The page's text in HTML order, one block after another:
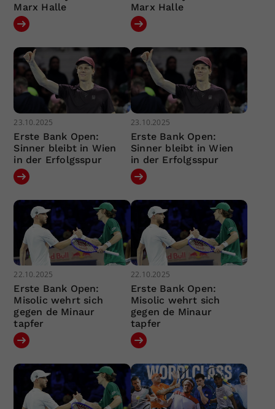
Marx Halle
Marx Halle
23.10.2025
Erste Bank Open:
Sinner bleibt in Wien
in der Erfolgsspur
23.10.2025
Erste Bank Open:
Sinner bleibt in Wien
in der Erfolgsspur
22.10.2025
Erste Bank Open:
Misolic wehrt sich
gegen de Minaur
tapfer
22.10.2025
Erste Bank Open:
Misolic wehrt sich
gegen de Minaur
tapfer